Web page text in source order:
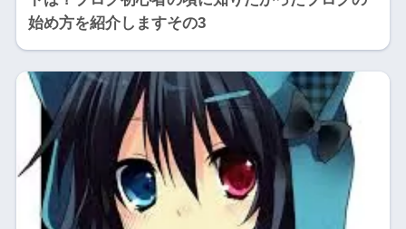
始め方を紹介しますその3